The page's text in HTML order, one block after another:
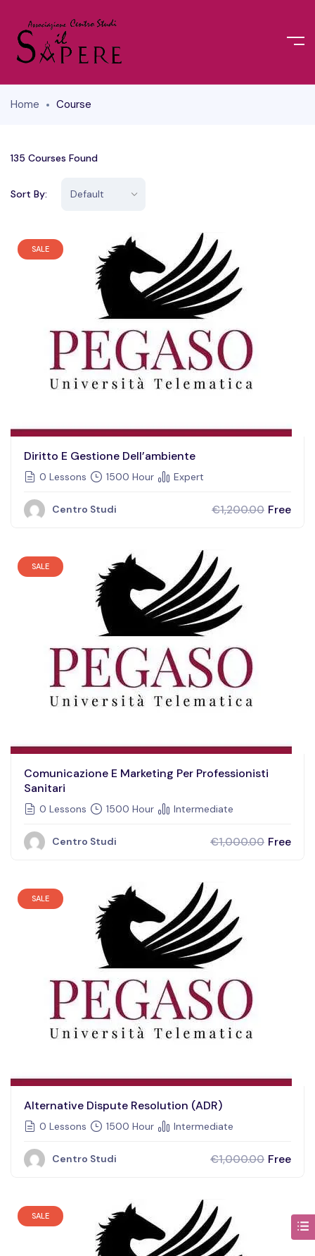
Home Course
135 Courses Found
Sort By:
SALE
Diritto E Gestione Dell’ambiente
0 Lessons 1500 Hour Expert
Centro Studi €1,200.00 Free
SALE
Comunicazione E Marketing Per Professionisti
Sanitari
0 Lessons 1500 Hour Intermediate
Centro Studi €1,000.00 Free
SALE
Alternative Dispute Resolution (ADR)
0 Lessons 1500 Hour Intermediate
Centro Studi €1,000.00 Free
SALE